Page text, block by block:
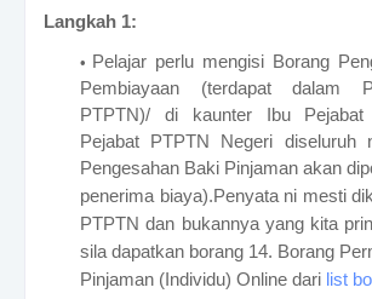
Langkah 1:
Pelajar perlu mengisi Borang
Pembiayaan (terdapat dalam
PTPTN)/ di kaunter Ibu
Pejabat PTPTN Negeri diseluruh
Pengesahan Baki Pinjaman akan
penerima biaya).Penyata ni mesti
PTPTN dan bukannya yang kita
sila dapatkan borang 14. Borang
Pinjaman (Individu) Online dari list